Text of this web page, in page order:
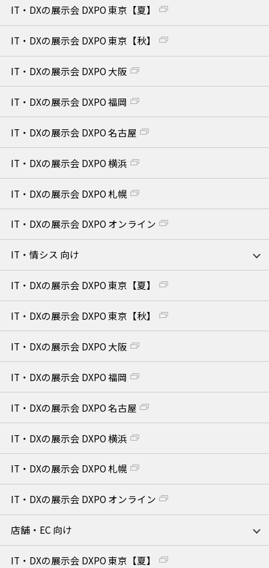
IT・DXの展示会 DXPO 東京【夏】
IT・DXの展示会 DXPO 東京【秋】
IT・DXの展示会 DXPO 大阪
IT・DXの展示会 DXPO 福岡
IT・DXの展示会 DXPO 名古屋
IT・DXの展示会 DXPO 横浜
IT・DXの展示会 DXPO 札幌
IT・DXの展示会 DXPO オンライン
IT・情シス 向け
IT・DXの展示会 DXPO 東京【夏】
IT・DXの展示会 DXPO 東京【秋】
IT・DXの展示会 DXPO 大阪
IT・DXの展示会 DXPO 福岡
IT・DXの展示会 DXPO 名古屋
IT・DXの展示会 DXPO 横浜
IT・DXの展示会 DXPO 札幌
IT・DXの展示会 DXPO オンライン
店舗・EC 向け
IT・DXの展示会 DXPO 東京【夏】